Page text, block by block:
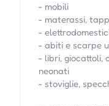
- mobili
- materassi,
-
- abiti e scarpe
- libri, giocattoli,
neonati
- stoviglie,